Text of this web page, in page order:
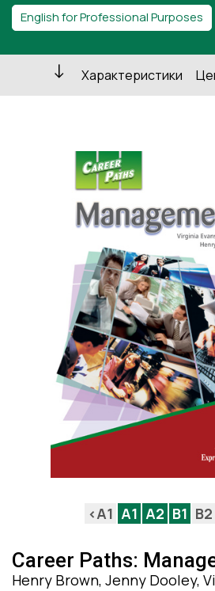
English for Professional Purposes
Характеристики
<A1 A1 A2 B1 B2
Career Paths:
Henry Brown, Jenny Dooley,